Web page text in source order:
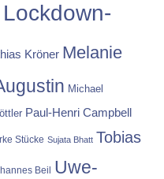
Lockdown-
Kröner Melanie
Michael
Paul-Henri Campbell
Stücke Sujata Bhatt Tobias
Beil
Uwe-